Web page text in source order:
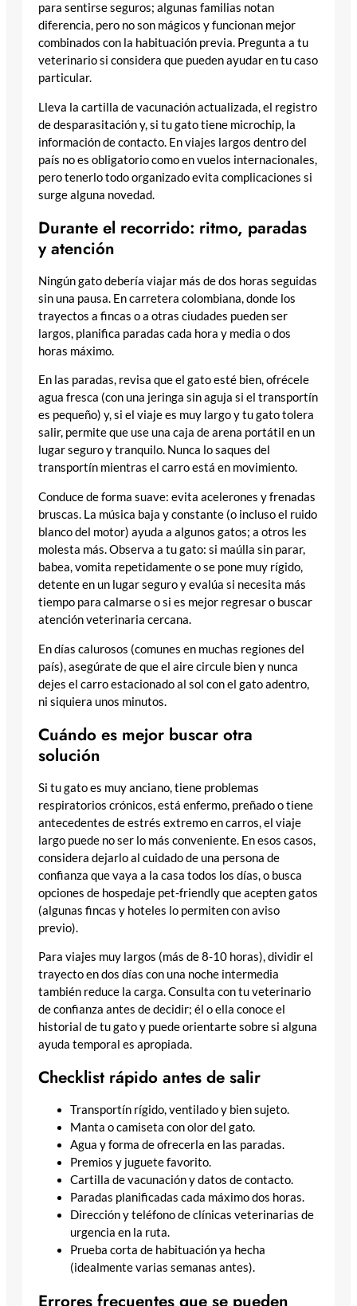
para sentirse seguros; algunas familias notan
diferencia, pero no son mágicos y funcionan mejor
combinados con la habituación previa. Pregunta a tu
veterinario si considera que pueden ayudar en tu caso
particular.
Lleva la cartilla de vacunación actualizada, el registro
de desparasitación y, si tu gato tiene microchip, la
información de contacto. En viajes largos dentro del
país no es obligatorio como en vuelos internacionales,
pero tenerlo todo organizado evita complicaciones si
surge alguna novedad.
Durante el recorrido: ritmo, paradas
y atención
Ningún gato debería viajar más de dos horas seguidas
sin una pausa. En carretera colombiana, donde los
trayectos a fincas o a otras ciudades pueden ser
largos, planifica paradas cada hora y media o dos
horas máximo.
En las paradas, revisa que el gato esté bien, ofrécele
agua fresca (con una jeringa sin aguja si el transportín
es pequeño) y, si el viaje es muy largo y tu gato tolera
salir, permite que use una caja de arena portátil en un
lugar seguro y tranquilo. Nunca lo saques del
transportín mientras el carro está en movimiento.
Conduce de forma suave: evita acelerones y frenadas
bruscas. La música baja y constante (o incluso el ruido
blanco del motor) ayuda a algunos gatos; a otros les
molesta más. Observa a tu gato: si maúlla sin parar,
babea, vomita repetidamente o se pone muy rígido,
detente en un lugar seguro y evalúa si necesita más
tiempo para calmarse o si es mejor regresar o buscar
atención veterinaria cercana.
En días calurosos (comunes en muchas regiones del
país), asegúrate de que el aire circule bien y nunca
dejes el carro estacionado al sol con el gato adentro,
ni siquiera unos minutos.
Cuándo es mejor buscar otra
solución
Si tu gato es muy anciano, tiene problemas
respiratorios crónicos, está enfermo, preñado o tiene
antecedentes de estrés extremo en carros, el viaje
largo puede no ser lo más conveniente. En esos casos,
considera dejarlo al cuidado de una persona de
confianza que vaya a la casa todos los días, o busca
opciones de hospedaje pet-friendly que acepten gatos
(algunas fincas y hoteles lo permiten con aviso
previo).
Para viajes muy largos (más de 8-10 horas), dividir el
trayecto en dos días con una noche intermedia
también reduce la carga. Consulta con tu veterinario
de confianza antes de decidir; él o ella conoce el
historial de tu gato y puede orientarte sobre si alguna
ayuda temporal es apropiada.
Checklist rápido antes de salir
Transportín rígido, ventilado y bien sujeto.
Manta o camiseta con olor del gato.
Agua y forma de ofrecerla en las paradas.
Premios y juguete favorito.
Cartilla de vacunación y datos de contacto.
Paradas planificadas cada máximo dos horas.
Dirección y teléfono de clínicas veterinarias de
urgencia en la ruta.
Prueba corta de habituación ya hecha
(idealmente varias semanas antes).
Errores frecuentes que se pueden